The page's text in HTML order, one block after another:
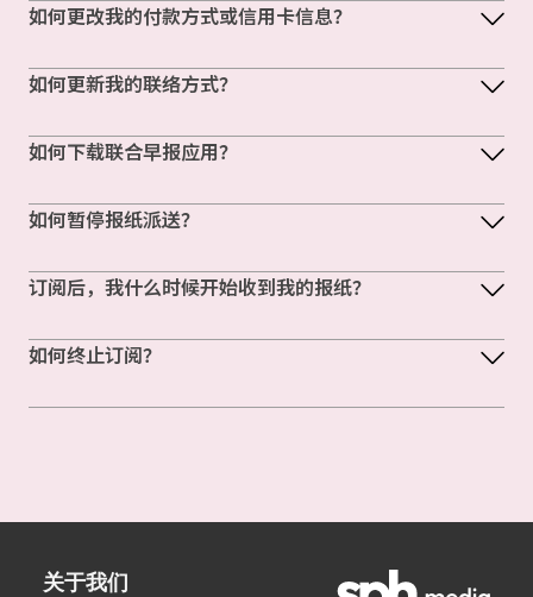
如何更改我的付款方式或信用卡信息？
如何更新我的联络方式？
如何下载联合早报应用？
如何暂停报纸派送？
订阅后，我什么时候开始收到我的报纸？
如何终止订阅？
关于我们